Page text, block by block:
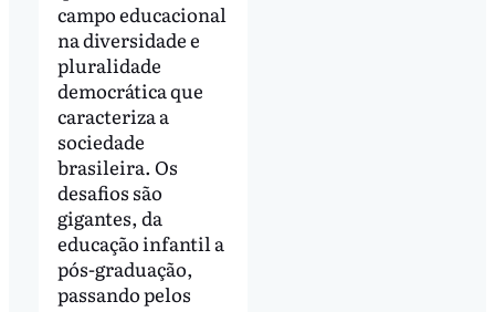
campo educacional
na diversidade e
pluralidade
democrática que
caracteriza a
sociedade
brasileira. Os
desafios são
gigantes, da
educação infantil a
pós-graduação,
passando pelos